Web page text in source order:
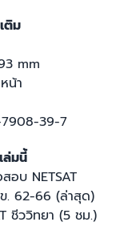
ติม
mm
น้า
7908-39-7
ล่มนี้
สอบ NETSAT
. 62-66 (ล่าสุด)
ชีววิทยา (5 ชม.)